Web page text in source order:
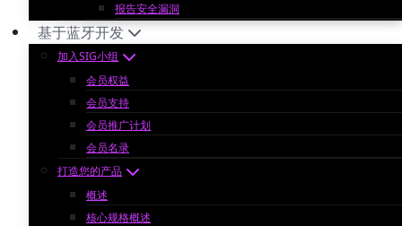
报告安全漏洞
基于蓝牙开发
加入SIG小组
会员权益
会员支持
会员推广计划
会员名录
打造您的产品
概述
核心规格概述